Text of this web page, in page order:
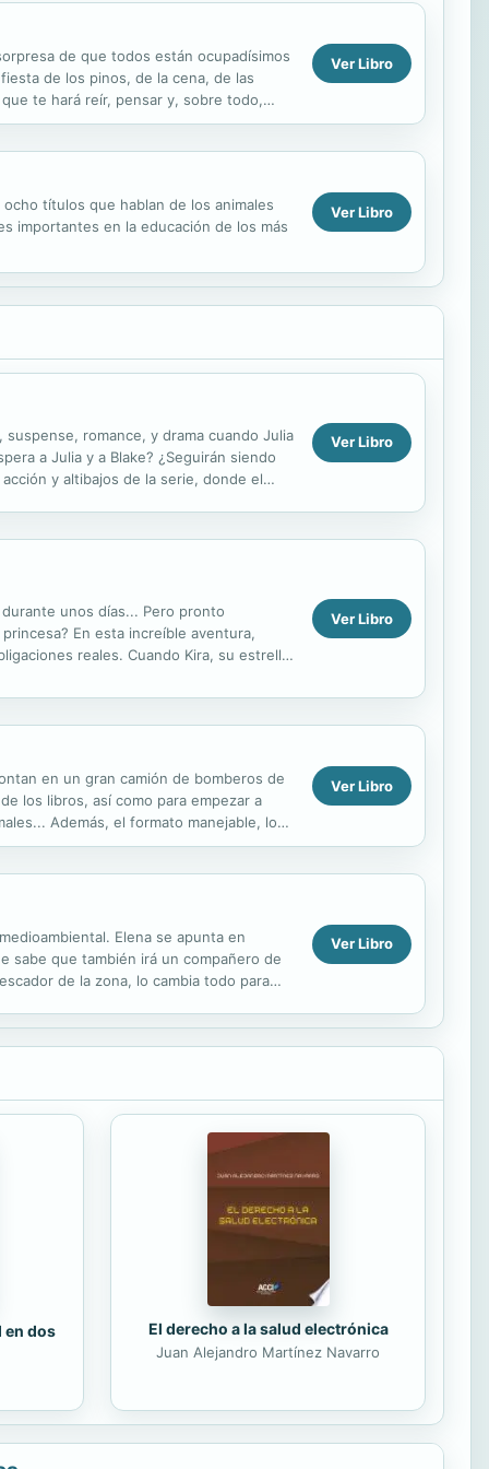
de que todos están ocupadísimos
de los pinos, de la cena, de las
te hará reír, pensar y, sobre todo,
Ver Libro
títulos que hablan de los animales
importantes en la educación de los más
Ver Libro
suspense, romance, y drama cuando Julia
a Julia y a Blake? ¿Seguirán siendo
y altibajos de la serie, donde el
Ver Libro
unos días... Pero pronto
En esta increíble aventura,
reales. Cuando Kira, su estrella
Ver Libro
en un gran camión de bomberos de
los libros, así como para empezar a
Además, el formato manejable, los
Ver Libro
Elena se apunta en
sabe que también irá un compañero de
de la zona, lo cambia todo para
Ver Libro
en dos El derecho a la salud electrónica
Juan Alejandro Martínez Navarro